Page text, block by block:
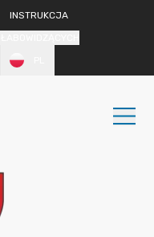
INSTRUKCJA